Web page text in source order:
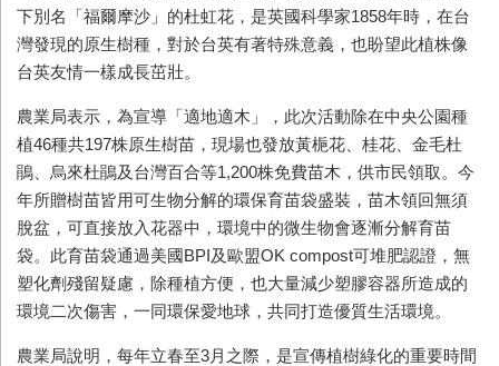
下別名「福爾摩沙」的杜虹花，是英國科學家1858年時，在台
灣發現的原生樹種，對於台英有著特殊意義，也盼望此植株像
台英友情一樣成長茁壯。
農業局表示，為宣導「適地適木」，此次活動除在中央公園種
植46種共197株原生樹苗，現場也發放黃梔花、桂花、金毛杜
鵑、烏來杜鵑及台灣百合等1,200株免費苗木，供市民領取。今
年所贈樹苗皆用可生物分解的環保育苗袋盛裝，苗木領回無須
脫盆，可直接放入花器中，環境中的微生物會逐漸分解育苗
袋。此育苗袋通過美國BPI及歐盟OK compost可堆肥認證，無
塑化劑殘留疑慮，除種植方便，也大量減少塑膠容器所造成的
環境二次傷害，一同環保愛地球，共同打造優質生活環境。
農業局說明，每年立春至3月之際，是宣傳植樹綠化的重要時間